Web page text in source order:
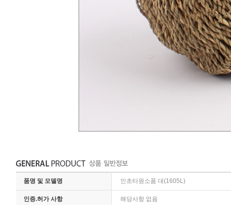
품명 및 모델명 인초타원소품 대(1605L)
인증.허가 사항 해당사항 없음